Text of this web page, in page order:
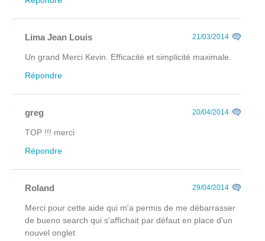
Lima Jean Louis 21/03/2014
Un grand Merci Kevin. Efficacité et simplicité maximale.
Répondre
greg 20/04/2014
TOP !!! merci
Répondre
Roland 29/04/2014
Merci pour cette aide qui m'a permis de me débarrasser
de bueno search qui s'affichait par défaut en place d'un
nouvel onglet